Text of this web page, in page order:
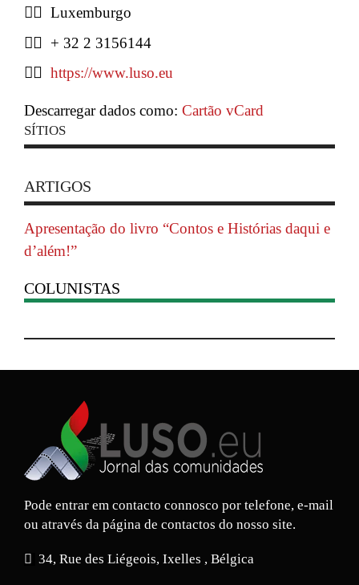
Luxemburgo
+ 32 2 3156144
https://www.luso.eu
Descarregar dados como: Cartão vCard
SÍTIOS
ARTIGOS
Apresentação do livro “Contos e Histórias daqui e
d’além!”
COLUNISTAS
Pode entrar em contacto connosco por telefone, e-mail
ou através da página de contactos do nosso site.
34, Rue des Liégeois, Ixelles , Bélgica